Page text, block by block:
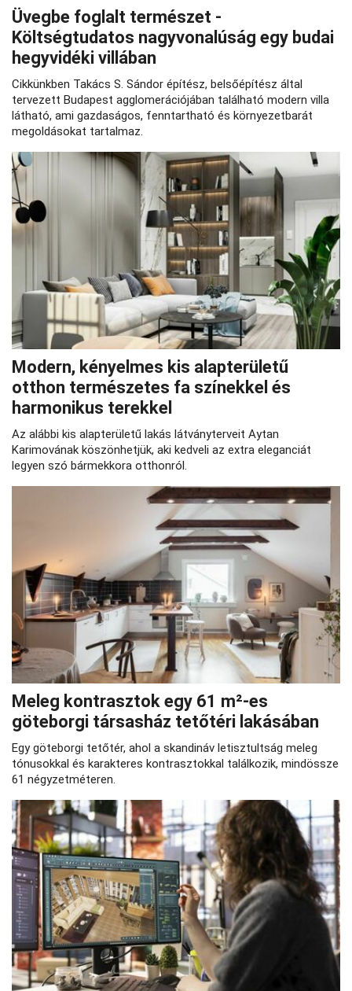
Üvegbe foglalt természet -
Költségtudatos nagyvonalúság egy budai
hegyvidéki villában
Cikkünkben Takács S. Sándor építész, belsőépítész által
tervezett Budapest agglomerációjában található modern villa
látható, ami gazdaságos, fenntartható és környezetbarát
megoldásokat tartalmaz.
Modern, kényelmes kis alapterületű
otthon természetes fa színekkel és
harmonikus terekkel
Az alábbi kis alapterületű lakás látványterveit Aytan
Karimovának köszönhetjük, aki kedveli az extra eleganciát
legyen szó bármekkora otthonról.
Meleg kontrasztok egy 61 m²-es
göteborgi társasház tetőtéri lakásában
Egy göteborgi tetőtér, ahol a skandináv letisztultság meleg
tónusokkal és karakteres kontrasztokkal találkozik, mindössze
61 négyzetméteren.